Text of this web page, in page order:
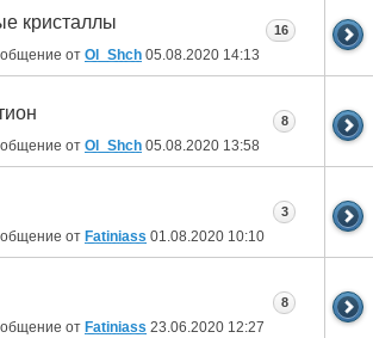
кристаллы
от Ol_Shch 05.08.2020 14:13
16
от Ol_Shch 05.08.2020 13:58
8
от Fatiniass 01.08.2020 10:10
3
от Fatiniass 23.06.2020 12:27
8